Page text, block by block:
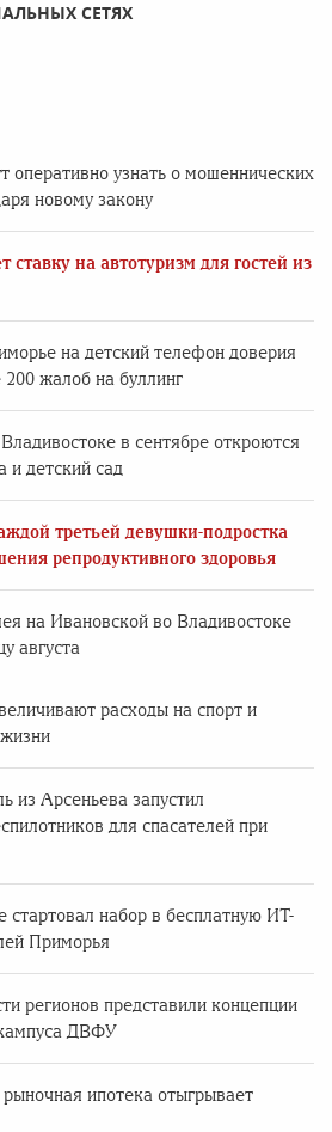
СЕТЯХ
оперативно узнать о мошеннических
новому закону
ставку на автотуризм для гостей из
на детский телефон доверия
200 жалоб на буллинг
в сентябре откроются
и детский сад
третьей девушки-подростка
репродуктивного здоровья
на Ивановской во Владивостоке
августа
расходы на спорт и
из Арсеньева запустил
для спасателей при
стартовал набор в бесплатную ИТ-
Приморья
регионов представили концепции
ДВФУ
ипотека отыгрывает